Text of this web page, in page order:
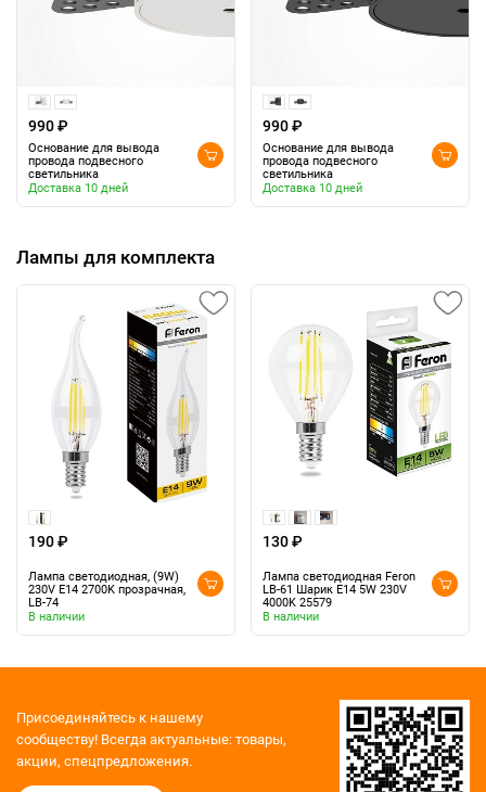
990 ₽
Основание для вывода
провода подвесного
светильника
Доставка 10 дней
990 ₽
Основание для вывода
провода подвесного
светильника
Доставка 10 дней
Лампы для комплекта
190 ₽
Лампа светодиодная, (9W)
230V E14 2700K прозрачная,
LB-74
В наличии
130 ₽
Лампа светодиодная Feron
LB-61 Шарик E14 5W 230V
4000K 25579
В наличии
Присоединяйтесь к нашему
сообществу! Всегда актуальные: товары,
акции, спецпредложения.